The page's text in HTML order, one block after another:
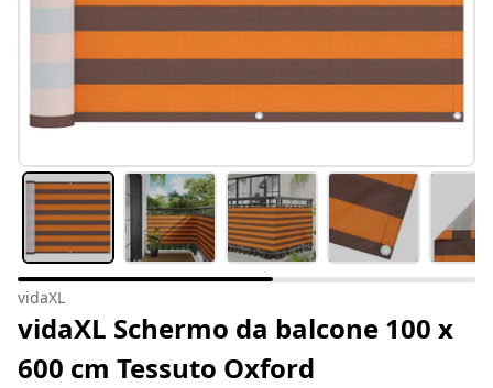
vidaXL
vidaXL Schermo da balcone 100 x
600 cm Tessuto Oxford